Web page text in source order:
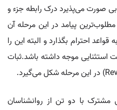
صورت می‌پذیرد درک رابطه جزء و
پیامد در این مرحله آن
احترام بگذارد و البته این را
موجه داشته باشد.ثبات
با دو تن از روانشناسان